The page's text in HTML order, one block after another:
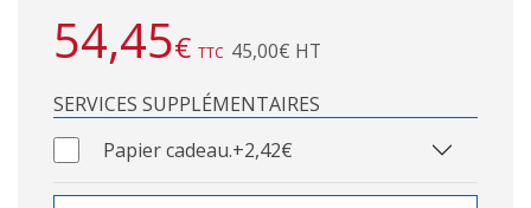
54,45€ TTC 45,00€ HT
SERVICES SUPPLÉMENTAIRES
Papier cadeau.+2,42€